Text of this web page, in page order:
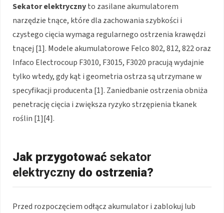
Sekator elektrycznyto zasilane akumulatorem
narzędzie tnące, które dla zachowania szybkości i
czystego cięcia wymaga regularnego ostrzenia krawędzi
tnącej [1]. Modele akumulatorowe Felco 802, 812, 822 oraz
Infaco Electrocoup F3010, F3015, F3020 pracują wydajnie
tylko wtedy, gdy kąt i geometria ostrza są utrzymane w
specyfikacji producenta [1]. Zaniedbanie ostrzenia obniża
penetrację cięcia i zwiększa ryzyko strzępienia tkanek
roślin [1][4].
Jak przygotować sekator
elektryczny do ostrzenia?
Przed rozpoczęciem odłącz akumulator i zablokuj lub